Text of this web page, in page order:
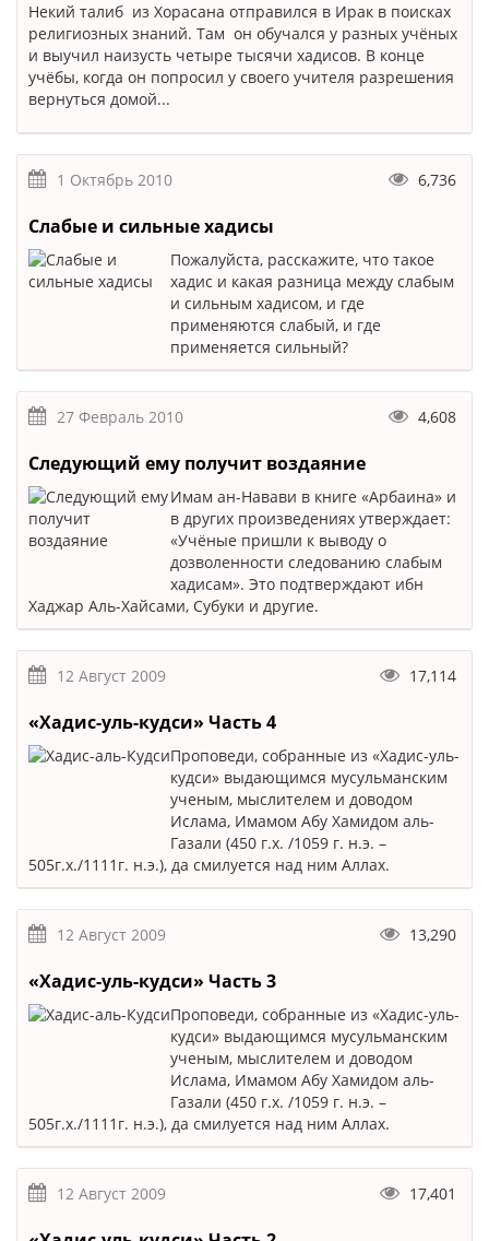
Некий талиб из Хорасана отправился в Ирак в поисках
религиозных знаний. Там он обучался у разных учёных
и выучил наизусть четыре тысячи хадисов. В конце
учёбы, когда он попросил у своего учителя разрешения
вернуться домой...
1 Октябрь 2010 6,736
Слабые и сильные хадисы
Пожалуйста, расскажите, что такое
хадис и какая разница между слабым
и сильным хадисом, и где
применяются слабый, и где
применяется сильный?
27 Февраль 2010 4,608
Следующий ему получит воздаяние
Имам ан-Навави в книге «Арбаина» и
в других произведениях утверждает:
«Учёные пришли к выводу о
дозволенности следованию слабым
хадисам». Это подтверждают ибн
Хаджар Аль-Хайсами, Субуки и другие.
12 Август 2009 17,114
«Хадис-уль-кудси» Часть 4
Проповеди, собранные из «Хадис-уль-
кудси» выдающимся мусульманским
ученым, мыслителем и доводом
Ислама, Имамом Абу Хамидом аль-
Газали (450 г.х. /1059 г. н.э. –
505г.х./1111г. н.э.), да смилуется над ним Аллах.
12 Август 2009 13,290
«Хадис-уль-кудси» Часть 3
Проповеди, собранные из «Хадис-уль-
кудси» выдающимся мусульманским
ученым, мыслителем и доводом
Ислама, Имамом Абу Хамидом аль-
Газали (450 г.х. /1059 г. н.э. –
505г.х./1111г. н.э.), да смилуется над ним Аллах.
12 Август 2009 17,401